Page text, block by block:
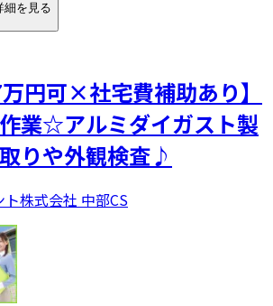
細を見る
万円可×社宅費補助あり】
業☆アルミダイガスト製
りや外観検査♪
株式会社 中部CS